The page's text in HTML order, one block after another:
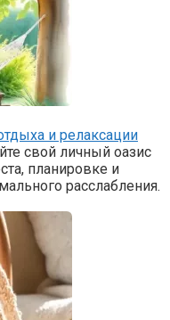
и релаксации
свой личный оазис
планировке и
расслабления.